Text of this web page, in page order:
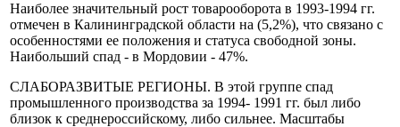
Наиболее значительный рост товарооборота в 1993-1994 гг.
отмечен в Калининградской области на (5,2%), что связано с
особенностями ее положения и статуса свободной зоны.
Наибольший спад - в Мордовии - 47%.
СЛАБОРАЗВИТЫЕ РЕГИОНЫ. В этой группе спад
промышленного производства за 1994- 1991 гг. был либо
близок к среднероссийскому, либо сильнее. Масштабы